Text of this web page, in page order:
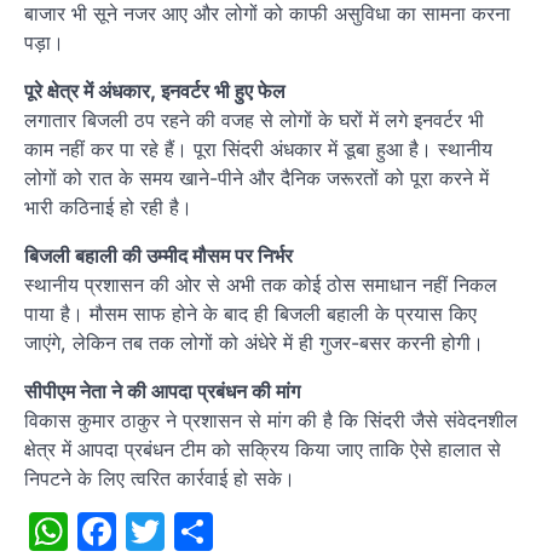
बाजार भी सूने नजर आए और लोगों को काफी असुविधा का सामना करना
पड़ा।
पूरे क्षेत्र में अंधकार, इनवर्टर भी हुए फेल
लगातार बिजली ठप रहने की वजह से लोगों के घरों में लगे इनवर्टर भी
काम नहीं कर पा रहे हैं। पूरा सिंदरी अंधकार में डूबा हुआ है। स्थानीय
लोगों को रात के समय खाने-पीने और दैनिक जरूरतों को पूरा करने में
भारी कठिनाई हो रही है।
बिजली बहाली की उम्मीद मौसम पर निर्भर
स्थानीय प्रशासन की ओर से अभी तक कोई ठोस समाधान नहीं निकल
पाया है। मौसम साफ होने के बाद ही बिजली बहाली के प्रयास किए
जाएंगे, लेकिन तब तक लोगों को अंधेरे में ही गुजर-बसर करनी होगी।
सीपीएम नेता ने की आपदा प्रबंधन की मांग
विकास कुमार ठाकुर ने प्रशासन से मांग की है कि सिंदरी जैसे संवेदनशील
क्षेत्र में आपदा प्रबंधन टीम को सक्रिय किया जाए ताकि ऐसे हालात से
निपटने के लिए त्वरित कार्रवाई हो सके।
WhatsApp
Facebook
Twitter